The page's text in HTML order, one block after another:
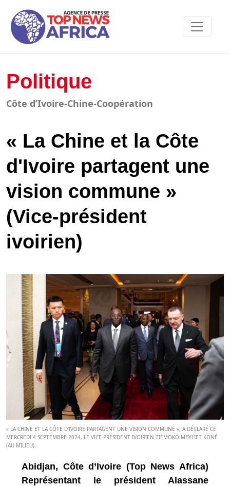
Politique
Côte d’Ivoire-Chine-Coopération
« La Chine et la Côte
d'Ivoire partagent une
vision commune »
(Vice-président
ivoirien)
« LA CHINE ET LA CÔTE D'IVOIRE PARTAGENT UNE VISION COMMUNE », A DÉCLARÉ CE
MERCREDI 4 SEPTEMBRE 2024, LE VICE-PRÉSIDENT IVOIRIEN TIÉMOKO MEYLIET KONÉ
(AU MILIEU).
Abidjan, Côte d’Ivoire (Top News Africa)
Représentant le président Alassane